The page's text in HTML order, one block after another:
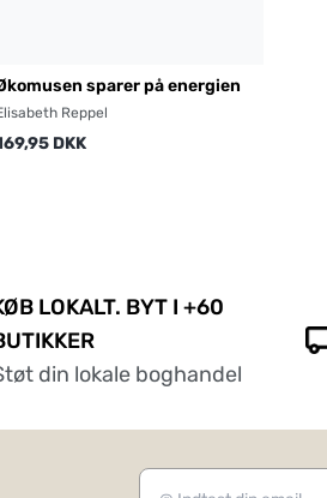
sparer på energien
Reppel
DKK
LOKALT. BYT I +60
din lokale boghandel